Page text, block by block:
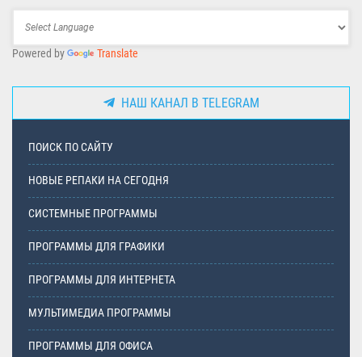
Powered by Translate
НАШ КАНАЛ В TELEGRAM
ПОИСК ПО САЙТУ
НОВЫЕ РЕПАКИ НА СЕГОДНЯ
СИСТЕМНЫЕ ПРОГРАММЫ
ПРОГРАММЫ ДЛЯ ГРАФИКИ
ПРОГРАММЫ ДЛЯ ИНТЕРНЕТА
МУЛЬТИМЕДИА ПРОГРАММЫ
ПРОГРАММЫ ДЛЯ ОФИСА